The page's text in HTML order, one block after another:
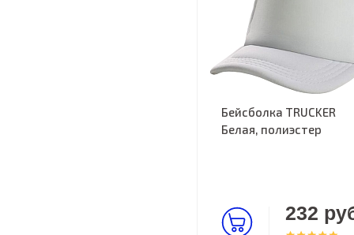
Бейсболка TRUCKER
Белая, полиэстер
232